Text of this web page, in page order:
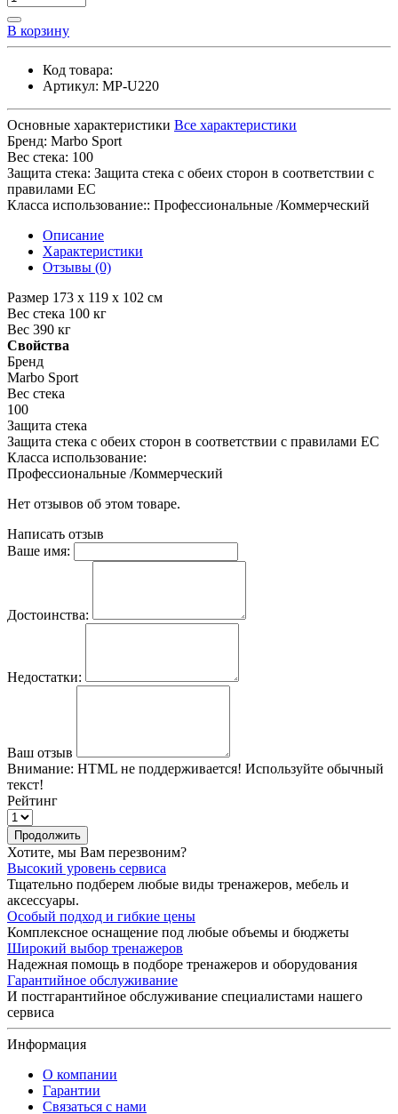
В корзину
Код товара:
Артикул: MP-U220
Основные характеристики Все характеристики
Бренд: Marbo Sport
Вес стека: 100
Защита стека: Защита стека с обеих сторон в соответствии с
правилами ЕС
Класса использование:: Профессиональные /Коммерческий
Описание
Характеристики
Отзывы (0)
Размер 173 x 119 x 102 см
Вес стека 100 кг
Вес 390 кг
Свойства
Бренд
Marbo Sport
Вес стека
100
Защита стека
Защита стека с обеих сторон в соответствии с правилами ЕС
Класса использование:
Профессиональные /Коммерческий
Нет отзывов об этом товаре.
Написать отзыв
Ваше имя:
Достоинства:
Недостатки:
Ваш отзыв
Внимание: HTML не поддерживается! Используйте обычный
текст!
Рейтинг
Продолжить
Хотите, мы Вам перезвоним?
Высокий уровень сервиса
Тщательно подберем любые виды тренажеров, мебель и
аксессуары.
Особый подход и гибкие цены
Комплексное оснащение под любые объемы и бюджеты
Широкий выбор тренажеров
Надежная помощь в подборе тренажеров и оборудования
Гарантийное обслуживание
И постгарантийное обслуживание специалистами нашего
сервиса
Информация
О компании
Гарантии
Связаться с нами